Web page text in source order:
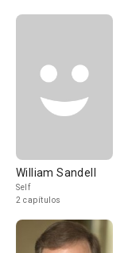
William Sandell
Self
2 capítulos